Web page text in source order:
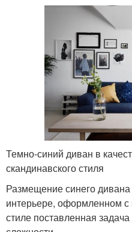
Темно-синий диван в
скандинавского стиля
Размещение синего
интерьере, оформленном
стиле поставленная